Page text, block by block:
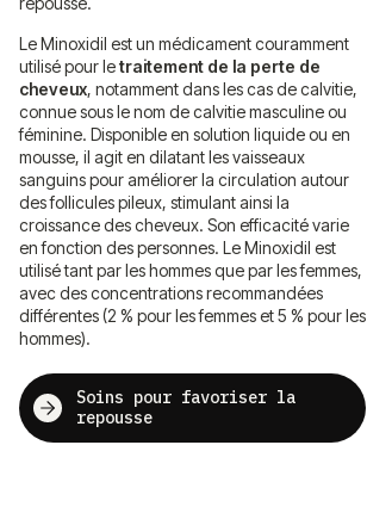
Le Minoxidil est un médicament couramment
utilisé pour letraitement de la perte de
cheveux, notamment dans les cas de calvitie,
connue sous le nom de calvitie masculine ou
féminine. Disponible en solution liquide ou en
mousse, il agit en dilatant les vaisseaux
sanguins pour améliorer la circulation autour
des follicules pileux, stimulant ainsi la
croissance des cheveux. Son efficacité varie
en fonction des personnes. Le Minoxidil est
utilisé tant par les hommes que par les femmes,
avec des concentrations recommandées
différentes (2 % pour les femmes et 5 % pour les
hommes).
Soins pour favoriser la
repousse